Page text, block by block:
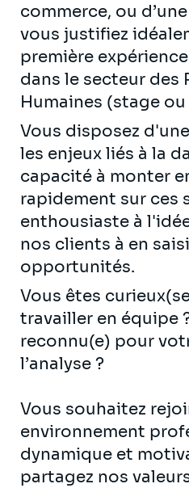
commerce, ou
vous justifiez
première
dans le secteur des
Humaines (stage
Vous disposez
les enjeux liés à la
capacité à monter
rapidement sur ces
enthousiaste à
nos clients à en
opportunités.
Vous êtes
travailler en équipe
reconnu(e) pour
l’analyse ?
Vous souhaitez
environnement
dynamique et
partagez nos